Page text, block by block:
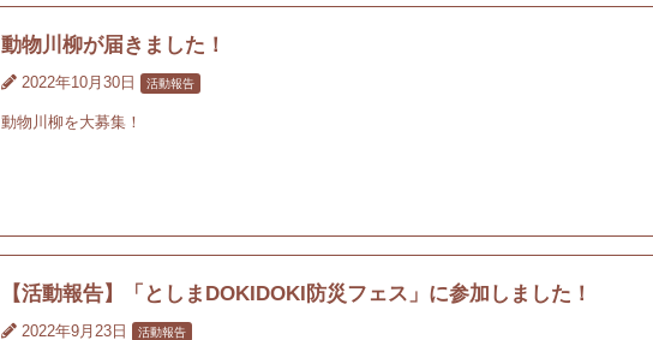
動物川柳が届きました！
2022年10月30日 活動報告
動物川柳を大募集！
【活動報告】「としまDOKIDOKI防災フェス」に参加しました！
2022年9月23日 活動報告